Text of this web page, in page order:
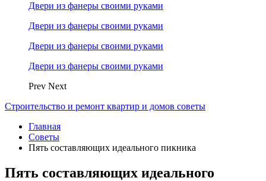
Двери из фанеры своими руками
Двери из фанеры своими руками
Двери из фанеры своими руками
Двери из фанеры своими руками
Prev Next
Строительство и ремонт квартир и домов советы
Главная
Советы
Пять составляющих идеального пикника
Пять составляющих идеального